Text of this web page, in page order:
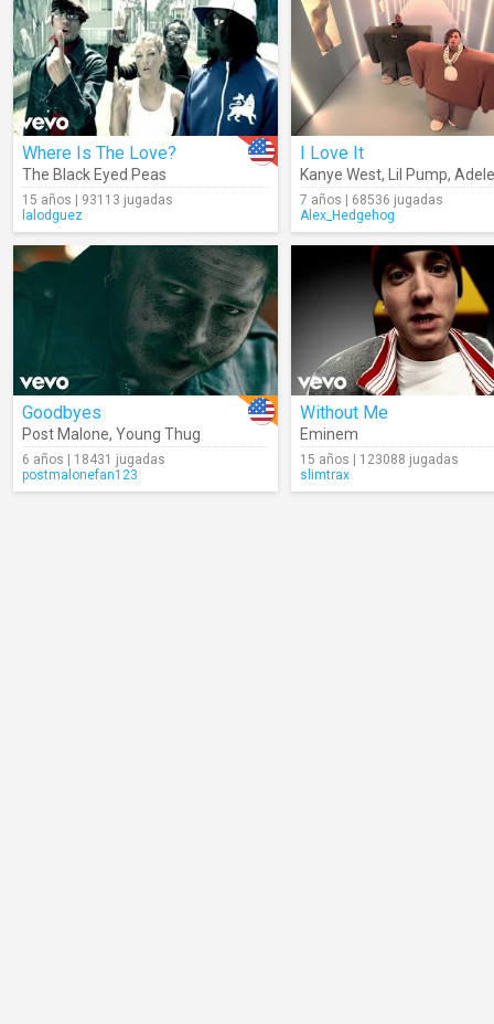
Where Is The Love?
The Black Eyed Peas
15 años | 93113 jugadas
lalodguez
I Love It
Kanye West, Lil Pump,
7 años | 68536 jugadas
Alex_Hedgehog
Goodbyes
Post Malone, Young Thug
6 años | 18431 jugadas
postmalonefan123
Without Me
Eminem
15 años | 123088 jugadas
slimtrax